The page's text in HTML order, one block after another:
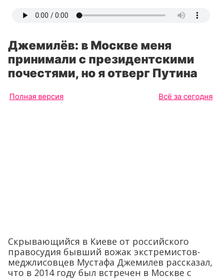
Джемилёв: в Москве меня
принимали с президентскими
почестями, но я отверг Путина
Полная версия Всё за сегодня
Скрывающийся в Киеве от российского
правосудия бывший вожак экстремистов-
меджлисовцев Мустафа Джемилев рассказал,
что в 2014 году был встречен в Москве с